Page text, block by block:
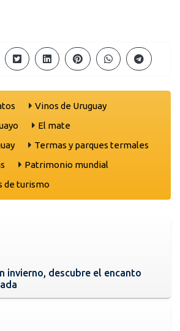
Vinos de Uruguay
El mate
Termas y parques termales
Patrimonio mundial
de turismo
invierno, descubre el encanto